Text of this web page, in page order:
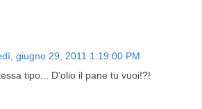
giugno 29, 2011 1:19:00 PM
tipo... D'olio il pane tu vuoi!?!